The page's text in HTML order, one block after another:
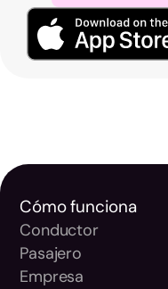
Cómo funciona
Conductor
Pasajero
Empresa